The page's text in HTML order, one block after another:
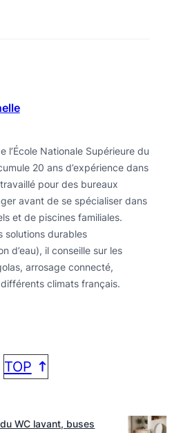
l’École Nationale Supérieure du
20 ans d’expérience dans
pour des bureaux
avant de se spécialiser dans
et de piscines familiales.
solutions durables
d’eau), il conseille sur les
arrosage connecté,
climats français.
TOP
WC lavant, buses